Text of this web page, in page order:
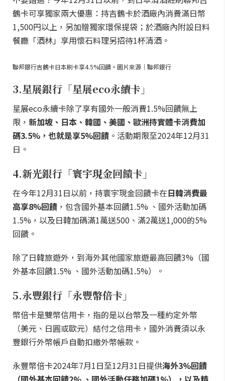
鶴卡可享獨家兩大優惠：持吉鶴卡於酒廠內消費滿日幣
1,500円以上，另加贈獨家環保提袋；於酒廠內附設日料
餐廳「酒林」享用懷石料理另招待1杯清酒。
聯邦銀行吉鶴卡日本刷卡享4.5%回饋。圖片來源｜聯邦銀行
3.星展銀行「星展eco永續卡」
星展eco永續卡除了享有國外一般消費1.5%回饋無上
限， 新加坡、日本、韓國、美國、歐洲持實體卡消費加
碼3.5%，也就是享5%回饋 。活動期限至2024年12月31
日。
4.新光銀行「寰宇現金回饋卡」
在今年12月31日以前，持寰宇現金回饋卡在日韓消費最
高享8%回饋 ，包含國外基本回饋1.5% 、國外活動加碼
1.5%，以及日韓加碼滿1萬送500、滿2萬送1,000的5%
回饋。
除了日韓旅遊外，到海外其他國家旅遊最高回饋3%（國
外基本回饋1.5% 、國外活動加碼1.5%）。
5.永豐銀行「永豐幣倍卡」
幣倍卡是雙幣信用卡，指的是以台幣及一種約定外幣
（美元、日圓或歐元）結付之信用卡，國外消費須以永
豐銀行外幣帳戶自動扣繳外幣帳款。
永豐幣倍卡2024年7月1日至12月31日提供海外3%回饋